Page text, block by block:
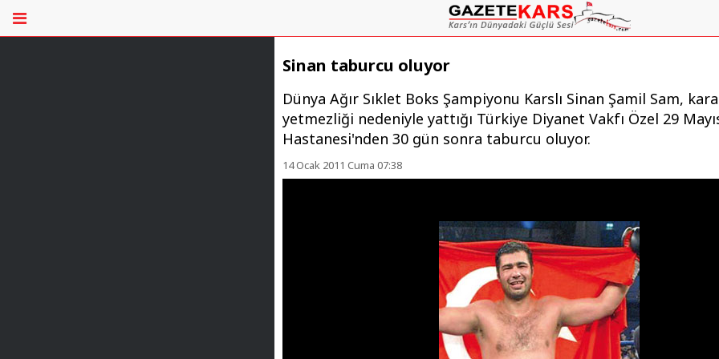
Sinan taburcu oluyor
Dünya Ağır Sıklet Boks Şampiyonu Karslı Sinan Şamil Sam,
yetmezliği nedeniyle yattığı Türkiye Diyanet Vakfı Özel 29
Hastanesi'nden 30 gün sonra taburcu oluyor.
14 Ocak 2011 Cuma 07:38